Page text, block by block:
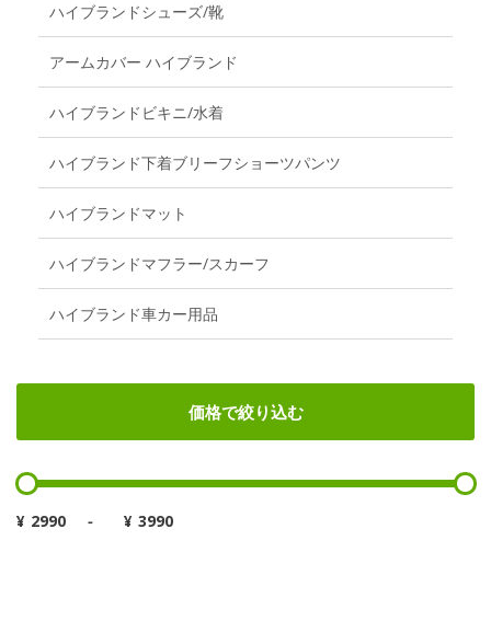
価格で絞り込む
¥ - ¥
ハイブランドシューズ/靴
アームカバー ハイブランド
ハイブランドビキニ/水着
ハイブランド下着ブリーフショーツパンツ
ハイブランドマット
ハイブランドマフラー/スカーフ
ハイブランド車カー用品